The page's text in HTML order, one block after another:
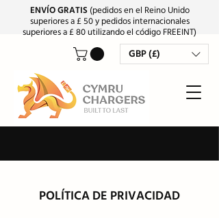
ENVÍO GRATIS(pedidos en el Reino Unido
superiores a £ 50 y pedidos internacionales
superiores a £ 80 utilizando el código FREEINT)
GBP (£)
POLÍTICA DE PRIVACIDAD